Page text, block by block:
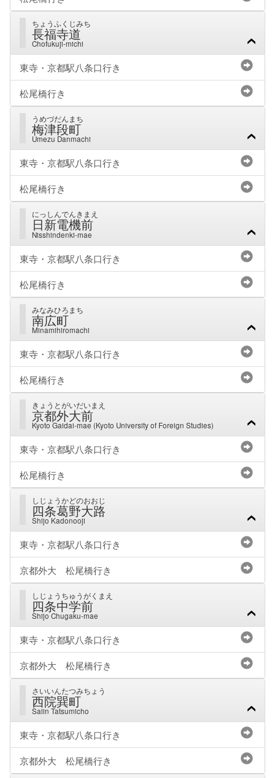
ちょうふくじみち
長福寺道
Chofukuji-michi
東寺・京都駅八条口行き
松尾橋行き
うめづだんまち
梅津段町
Umezu Danmachi
東寺・京都駅八条口行き
松尾橋行き
にっしんでんきまえ
日新電機前
Nisshindenki-mae
東寺・京都駅八条口行き
松尾橋行き
みなみひろまち
南広町
Minamihiromachi
東寺・京都駅八条口行き
松尾橋行き
きょうとがいだいまえ
京都外大前
Kyoto Gaidai-mae (Kyoto University of Foreign Studies)
東寺・京都駅八条口行き
松尾橋行き
しじょうかどのおおじ
四条葛野大路
Shijo Kadonooji
東寺・京都駅八条口行き
京都外大 松尾橋行き
しじょうちゅうがくまえ
四条中学前
Shijo Chugaku-mae
東寺・京都駅八条口行き
京都外大 松尾橋行き
さいいんたつみちょう
西院巽町
Saiin Tatsumicho
東寺・京都駅八条口行き
京都外大 松尾橋行き